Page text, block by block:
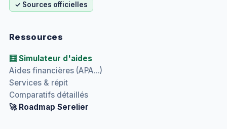
✓ Sources officielles
Ressources
🧮 Simulateur d'aides
Aides financières (APA...)
Services & répit
Comparatifs détaillés
🚀 Roadmap Serelier